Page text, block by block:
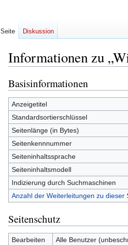
Informationen zu
Zur
Navigation
springen
Zur
Suche
springen
Basisinformationen
Anzeigetitel
Standardsortierschlüssel
Seitenlänge (in Bytes)
Seitenkennnummer
Seiteninhaltssprache
Seiteninhaltsmodell
Indizierung durch Suchmaschinen
Anzahl der Weiterleitungen zu dieser
Seitenschutz
Bearbeiten
Alle Benutzer
Seite Diskussion